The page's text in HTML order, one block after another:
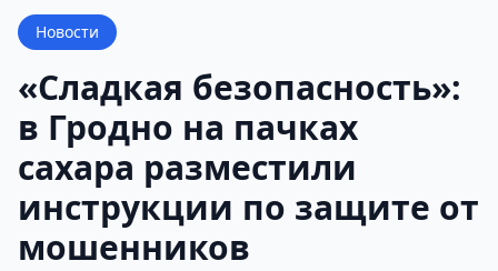
Новости
«Сладкая безопасность»:
в Гродно на пачках
сахара разместили
инструкции по защите от
мошенников